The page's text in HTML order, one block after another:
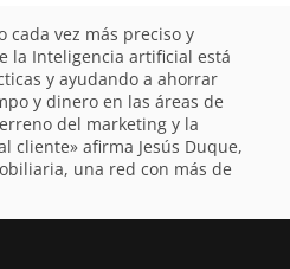
vez más preciso y
la Inteligencia artificial está
y ayudando a ahorrar
y dinero en las áreas de
del marketing y la
cliente» afirma Jesús Duque,
una red con más de